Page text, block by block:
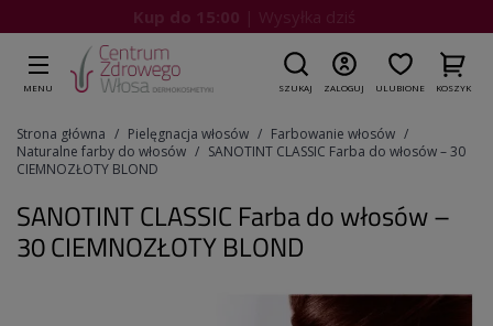
MENU SZUKAJ ZALOGUJ ULUBIONE KOSZYK
Strona główna Pielęgnacja włosów
Farbowanie włosów
Naturalne farby do włosów
SANOTINT CLASSIC Farba do włosów – 30
CIEMNOZŁOTY BLOND
SANOTINT CLASSIC Farba do włosów –
30 CIEMNOZŁOTY BLOND